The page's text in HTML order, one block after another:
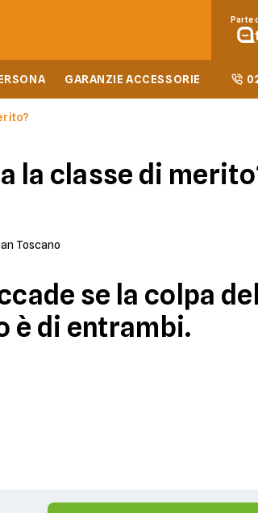
GARANZIE ACCESSORIE
Parte
la classe di
Toscano
se la colpa del
è di entrambi.